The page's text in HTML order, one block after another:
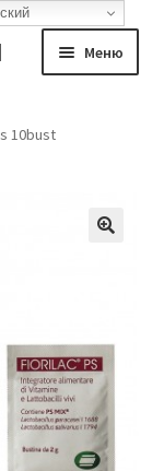
Меню
10bust